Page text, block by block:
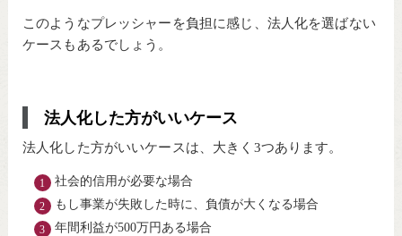
このようなプレッシャーを負担に感じ、法人化を選ばない
ケースもあるでしょう。
法人化した方がいいケース
法人化した方がいいケースは、大きく3つあります。
社会的信用が必要な場合
もし事業が失敗した時に、負債が大くなる場合
年間利益が500万円ある場合